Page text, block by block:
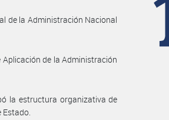
de la Administración Nacional
de la Administración
la estructura organizativa de
Estado.